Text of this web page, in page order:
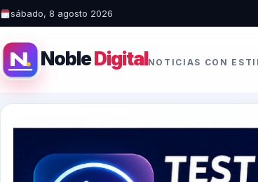
sábado, 8 agosto 2026
NobleDigitalNOTICIAS CON